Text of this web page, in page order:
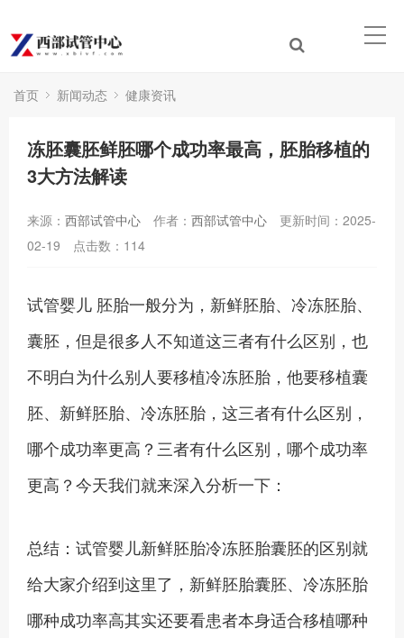
首页 新闻动态 健康资讯
冻胚囊胚鲜胚哪个成功率最高，胚胎移植的
3大方法解读
来源： 西部试管中心 作者： 西部试管中心
更新时间：2025-
02-19
点击数： 114
试管婴儿 胚胎一般分为，新鲜胚胎、冷冻胚胎、
囊胚，但是很多人不知道这三者有什么区别，也
不明白为什么别人要移植冷冻胚胎，他要移植囊
胚、新鲜胚胎、冷冻胚胎，这三者有什么区别，
哪个成功率更高？三者有什么区别，哪个成功率
更高？今天我们就来深入分析一下：
总结：试管婴儿新鲜胚胎冷冻胚胎囊胚的区别就
给大家介绍到这里了，新鲜胚胎囊胚、冷冻胚胎
哪种成功率高其实还要看患者本身适合移植哪种